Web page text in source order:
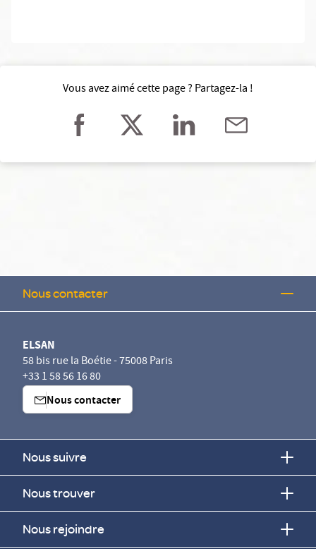
Vous avez aimé cette page ? Partagez-la !
Nous contacter
ELSAN
58 bis rue la Boétie - 75008 Paris
+33 1 58 56 16 80
Nous contacter
Nous suivre
Nous trouver
Nous rejoindre